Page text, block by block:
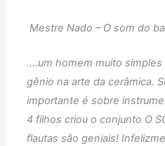
Mestre Nado – O som do
….um homem muito
gênio na arte da cerâmica.
importante é sobre
4 filhos criou o conjunto O
flautas são geniais!